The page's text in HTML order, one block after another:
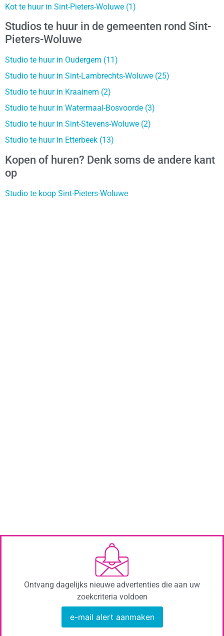
Kot te huur in Sint-Pieters-Woluwe (1)
Studios te huur in de gemeenten rond Sint-
Pieters-Woluwe
Studio te huur in Oudergem (11)
Studio te huur in Sint-Lambrechts-Woluwe (25)
Studio te huur in Kraainem (2)
Studio te huur in Watermaal-Bosvoorde (3)
Studio te huur in Sint-Stevens-Woluwe (2)
Studio te huur in Etterbeek (13)
Kopen of huren? Denk soms de andere kant
op
Studio te koop Sint-Pieters-Woluwe
Ontvang dagelijks nieuwe advertenties die aan uw
zoekcriteria voldoen
e-mail alert aanmaken